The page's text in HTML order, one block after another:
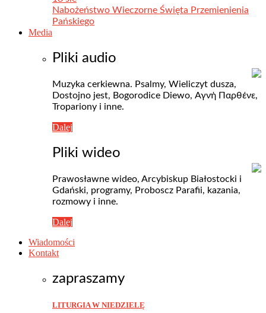
Nabożeństwo Wieczorne Święta Przemienienia
Pańskiego
Media
Pliki audio
Muzyka cerkiewna. Psalmy, Wieliczyt dusza,
Dostojno jest, Bogorodice Diewo, Αγνή Пαρθένε,
Tropariony i inne.
Dalej
Pliki wideo
Prawosławne wideo, Arcybiskup Białostocki i
Gdański, programy, Proboscz Parafii, kazania,
rozmowy i inne.
Dalej
Wiadomości
Kontakt
zapraszamy
LITURGIA W NIEDZIELĘ